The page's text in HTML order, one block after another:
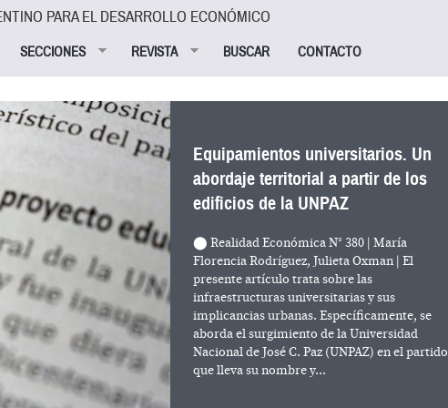
PARA EL DESARROLLO ECONÓMICO
SECCIONES REVISTA BUSCAR CONTACTO
Equipamientos universitarios. Un
abordaje territorial a partir de los
edificios de la UNPAZ
⬤ Realidad Económica N° 380 | María
Florencia Rodríguez, Julieta Oxman | El
presente artículo trata sobre las
infraestructuras universitarias y sus
implicancias urbanas. Específicamente, se
aborda el surgimiento de la Universidad
Nacional de José C. Paz (UNPAZ) en el partido
que lleva su nombre y...